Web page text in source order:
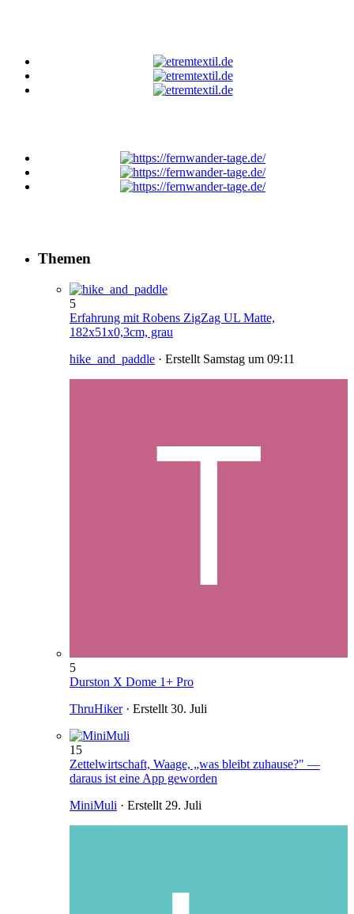
Themen
5
Erfahrung mit Robens ZigZag UL Matte,
182x51x0,3cm, grau
hike_and_paddle · Erstellt Samstag um 09:11
5
Durston X Dome 1+ Pro
ThruHiker· Erstellt 30. Juli
15
Zettelwirtschaft, Waage, „was bleibt zuhause?" —
daraus ist eine App geworden
MiniMuli · Erstellt 29. Juli